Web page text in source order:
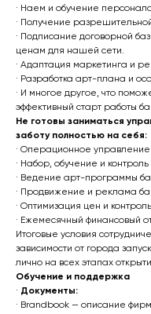
· Наем и обучение
· Получение
· Подписание договорной
ценам для нашей сети.
· Адаптация маркетинга и
· Разработка арт-плана и
· И многое другое, что
эффективный старт работы
Не готовы заниматься
заботу полностью на себя:
· Операционное
· Набор, обучение и контроль
· Ведение арт-программы
· Продвижение и реклама
· Оптимизация цен и
· Ежемесячный финансовый
Итоговые условия
зависимости от города
лично на всех этапах
Обучение и поддержка
· Документы:
· Brandbook — описание